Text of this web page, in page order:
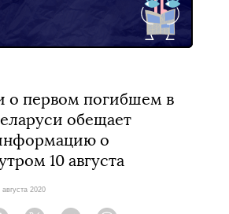
первом погибшем в
обещает
о
10 августа
2020